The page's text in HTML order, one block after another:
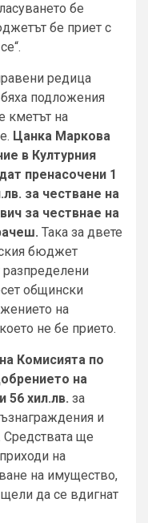
бе
бе приет с
редица
подложения
кметът на
Цанка Маркова
в Културния
пренасочени 1
за честване на
за чествнае на
Така за двете
бюджет
общински
на
не бе прието.
Комисията по
на
56 хил.лв. за
и
ще
на
на имущество,
да се вдигнат